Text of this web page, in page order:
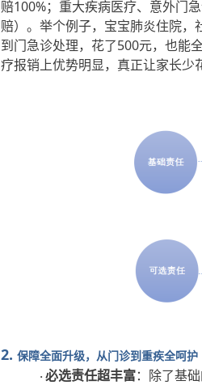
赔100%；重大疾病医疗、意外门
赔）。举个例子，宝宝肺炎住院
到门急诊处理，花了500元，也能
疗报销上优势明显，真正让家长少
2. 保障全面升级，从门诊到重疾全呵护
· 必选责任超丰富：除了基